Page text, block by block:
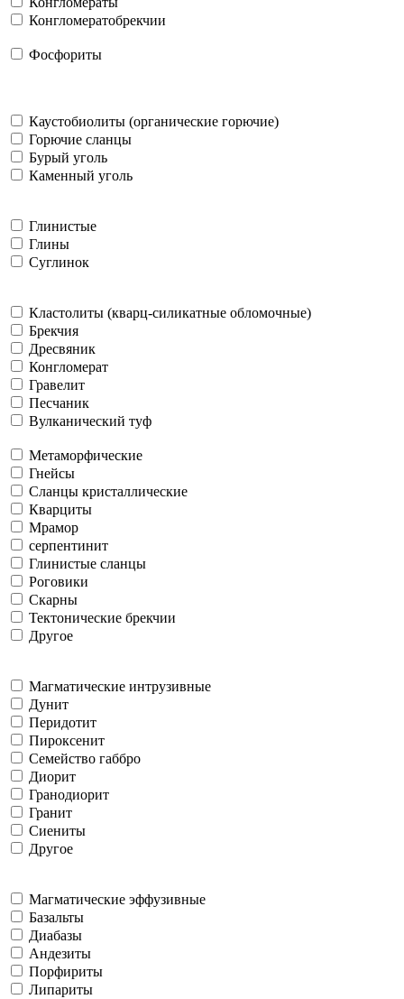
Конгломератобрекчии
Фосфориты
Каустобиолиты (органические горючие)
Горючие сланцы
Бурый уголь
Каменный уголь
Глинистые
Глины
Суглинок
Кластолиты (кварц-силикатные обломочные)
Брекчия
Дресвяник
Конгломерат
Гравелит
Песчаник
Вулканический туф
Метаморфические
Гнейсы
Сланцы кристаллические
Кварциты
Мрамор
серпентинит
Глинистые сланцы
Роговики
Скарны
Тектонические брекчии
Другое
Магматические интрузивные
Дунит
Перидотит
Пироксенит
Семейство габбро
Диорит
Гранодиорит
Гранит
Сиениты
Другое
Магматические эффузивные
Базальты
Диабазы
Андезиты
Порфириты
Липариты